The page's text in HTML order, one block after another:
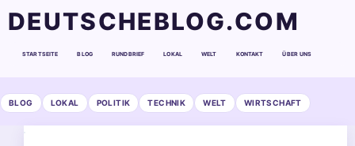
DEUTSCHEBLOG.COM
STARTSEITE BLOG RUNDBRIEF LOKAL WELT KONTAKT ÜBER UNS
BLOG LOKAL POLITIK TECHNIK WELT WIRTSCHAFT